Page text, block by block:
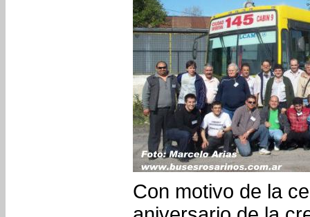
Con motivo de la